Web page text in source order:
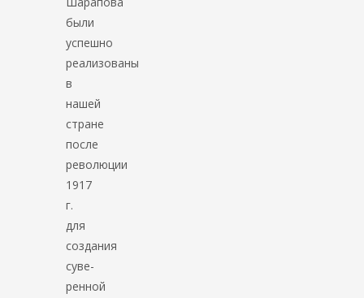
были
успешно
реализованы
в
нашей
стране
после
революции
1917
г.
для
создания
суве­
ренной